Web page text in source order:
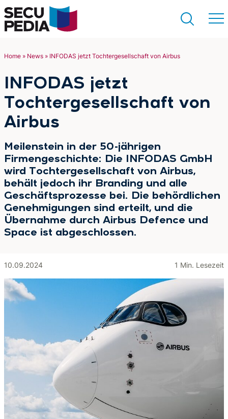
Suchen
Home » News » INFODAS jetzt Tochtergesellschaft von Airbus
INFODAS jetzt
Tochtergesellschaft von
Airbus
Meilenstein in der 50-jährigen
Firmengeschichte: Die INFODAS GmbH
wird Tochtergesellschaft von Airbus,
behält jedoch ihr Branding und alle
Geschäftsprozesse bei. Die behördlichen
Genehmigungen sind erteilt, und die
Übernahme durch Airbus Defence und
Space ist abgeschlossen.
10.09.2024 1 Min. Lesezeit